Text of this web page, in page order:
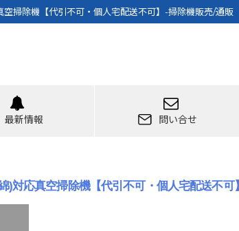
空掃除機【代引不可・個人宅配送不可】-掃除機販売/通販
最新情報 問い合せ
対応真空掃除機【代引不可・個人宅配送不可】